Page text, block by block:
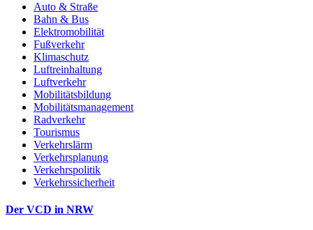
Auto & Straße
Bahn & Bus
Elektromobilität
Fußverkehr
Klimaschutz
Luftreinhaltung
Luftverkehr
Mobilitätsbildung
Mobilitätsmanagement
Radverkehr
Tourismus
Verkehrslärm
Verkehrsplanung
Verkehrspolitik
Verkehrssicherheit
Der VCD in NRW